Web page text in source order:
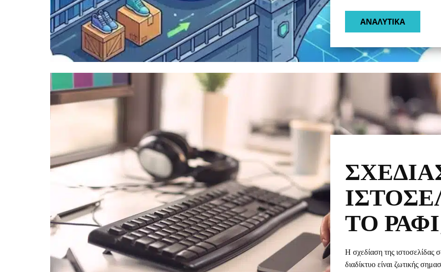
ΑΝΑΛΥΤΙΚΑ​
ΤΟ
Η σχεδίαση της
διαδίκτυο είναι ζωτικής